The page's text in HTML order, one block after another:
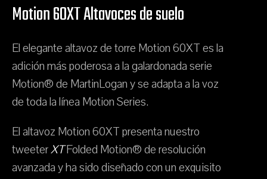
Motion 60XT Altavoces de suelo
El elegante altavoz de torre Motion 60XT es la
adición más poderosa a la galardonada serie
Motion® de MartinLogan y se adapta a la voz
de toda la línea Motion Series.
El altavoz Motion 60XT presenta nuestro
tweeterXTFolded Motion® de resolución
avanzada y ha sido diseñado con un exquisito